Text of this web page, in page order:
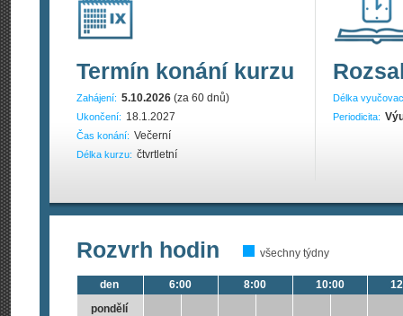
Termín konání kurzu
Zahájení: 5.10.2026 (za 60 dnů)
Ukončení: 18.1.2027
Čas konání: Večerní
Délka kurzu: čtvrtletní
Délka
Periodicita:
Rozvrh hodin všechny týdny
den
pondělí
6:00 8:00 10:00